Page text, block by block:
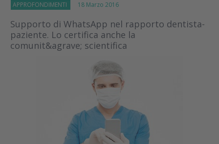
APPROFONDIMENTI 18 Marzo 2016
Supporto di WhatsApp nel rapporto dentista-
paziente. Lo certifica anche la
comunit&agrave; scientifica